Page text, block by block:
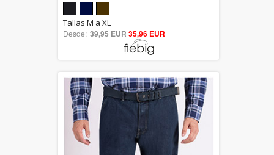
out of 5
Tallas M a XL
Desde: 39,95 EUR35,96 EUR